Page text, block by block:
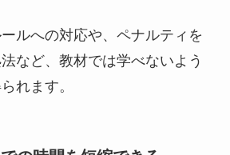
ルへの対応や、ペナルティを
など、教材では学べないよう
れます。